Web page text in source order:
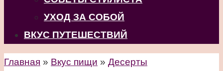
УХОД ЗА СОБОЙ
ВКУС ПУТЕШЕСТВИЙ
Главная » Вкус пищи » Десерты